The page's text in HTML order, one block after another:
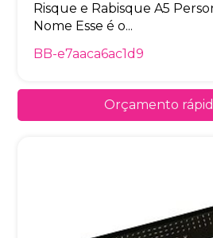
Risque e Rabisque A5
Nome Esse é o...
BB-e7aaca6ac1d9
Orçamento